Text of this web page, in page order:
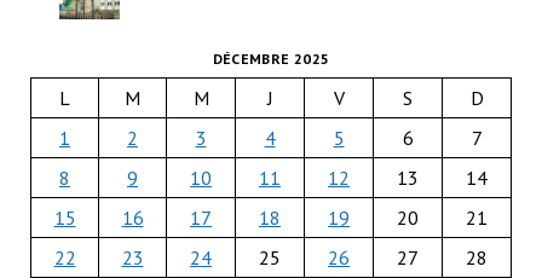
DÉCEMBRE 2025
L M M J V S
D
1
2 3 4 5 6
7
8
9 10 11 12 13
14
15
16 17 18 19 20
21
22
23 24 25 26 27
28